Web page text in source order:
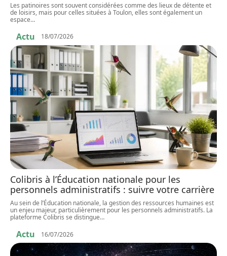
Les patinoires sont souvent considérées comme des lieux de détente et
de loisirs, mais pour celles situées à Toulon, elles sont également un
espace…
Actu 18/07/2026
Colibris à l’Éducation nationale pour les
personnels administratifs : suivre votre carrière
Au sein de l’Éducation nationale, la gestion des ressources humaines est
un enjeu majeur, particulièrement pour les personnels administratifs. La
plateforme Colibris se distingue…
Actu 16/07/2026